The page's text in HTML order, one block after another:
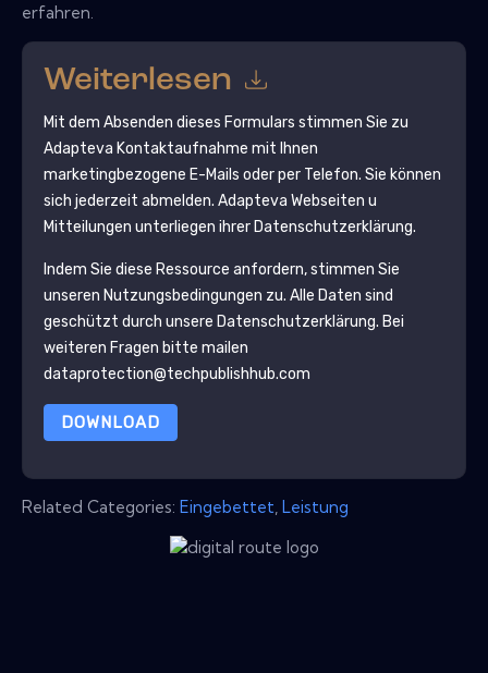
erfahren.
Weiterlesen
Mit dem Absenden dieses Formulars stimmen Sie zu
Adapteva Kontaktaufnahme mit Ihnen
marketingbezogene E-Mails oder per Telefon. Sie können
sich jederzeit abmelden. Adapteva Webseiten u
Mitteilungen unterliegen ihrer Datenschutzerklärung.
Indem Sie diese Ressource anfordern, stimmen Sie
unseren Nutzungsbedingungen zu. Alle Daten sind
geschützt durch unsere Datenschutzerklärung. Bei
weiteren Fragen bitte mailen
dataprotection@techpublishhub.com
DOWNLOAD
Related Categories: Eingebettet Leistung